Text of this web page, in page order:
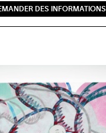
DES INFORMATIONS